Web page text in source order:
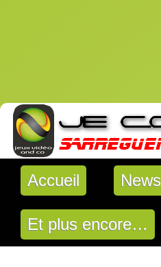
Accueil News
Et plus encore…